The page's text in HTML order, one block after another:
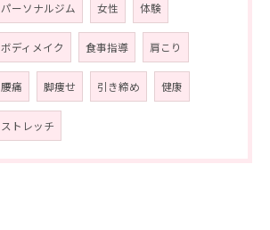
パーソナルジム 女性 体験
ボディメイク 食事指導 肩こり
腰痛 脚痩せ 引き締め 健康
ストレッチ